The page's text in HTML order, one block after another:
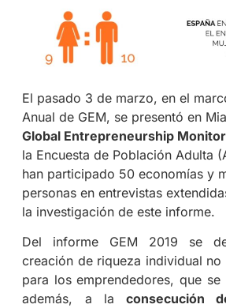
El pasado 3 de marzo, en el
Anual de GEM, se presentó en
Global Entrepreneurship
la Encuesta de Población Adulta
han participado 50 economías y
personas en entrevistas
la investigación de este informe.
Del informe GEM 2019 se
creación de riqueza individual
para los emprendedores, que se
además, a la consecución